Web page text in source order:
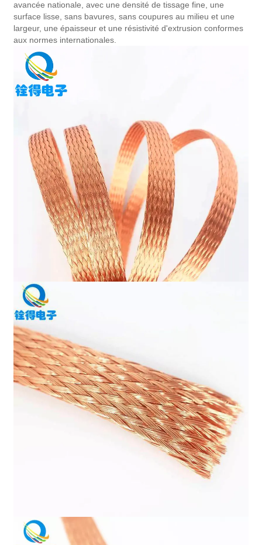
avancée nationale, avec une densité de tissage fine, une
surface lisse, sans bavures, sans coupures au milieu et une
largeur, une épaisseur et une résistivité d'extrusion conformes
aux normes internationales.